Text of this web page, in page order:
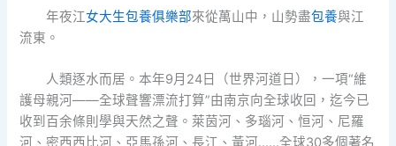
年夜江女大生包養俱樂部來從萬山中，山勢盡包養與江
流東。
人類逐水而居。本年9月24日（世界河道日），一項“維
護母親河——全球聲響漂流打算”由南京向全球收回，迄今已
收到百余條則學與天然之聲。萊茵河、多瑙河、恒河、尼羅
河、密西西比河、亞馬孫河、長江、黃河……全球30多個著名